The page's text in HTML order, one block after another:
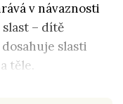
v návaznosti
– dítě
slasti
těle.